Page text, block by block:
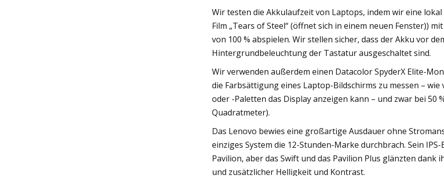
Wir testen die Akkulaufzeit von Laptops, indem wir eine
Film „Tears of Steel“ (öffnet sich in einem neuen Fenster))
von 100 % abspielen. Wir stellen sicher, dass der Akku vor
Hintergrundbeleuchtung der Tastatur ausgeschaltet sind.
Wir verwenden außerdem einen Datacolor SpyderX Elite-
die Farbsättigung eines Laptop-Bildschirms zu messen – wie
oder -Paletten das Display anzeigen kann – und zwar bei 50
Quadratmeter).
Das Lenovo bewies eine großartige Ausdauer ohne
einziges System die 12-Stunden-Marke durchbrach. Sein
Pavilion, aber das Swift und das Pavilion Plus glänzten
und zusätzlicher Helligkeit und Kontrast.